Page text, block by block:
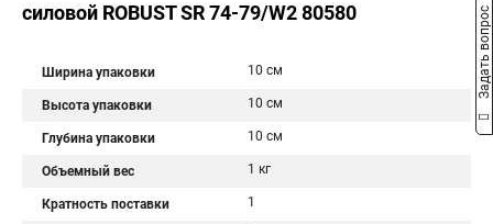
силовой ROBUST SR 74-79/W2 80580
Ширина упаковки 10 см
Высота упаковки 10 см
Глубина упаковки 10 см
Объемный вес 1 кг
Кратность поставки 1
Задать вопрос